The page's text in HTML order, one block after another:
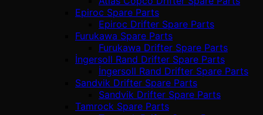
Epiroc Spare Parts
Epiroc Drifter Spare Parts
Furukawa Spare Parts
Furukawa Drifter Spare Parts
İngersoll Rand Drifter Spare Parts
İngersoll Rand Drifter Spare Parts
Sandvik Drifter Spare Parts
Sandvik Drifter Spare Parts
Tamrock Spare Parts